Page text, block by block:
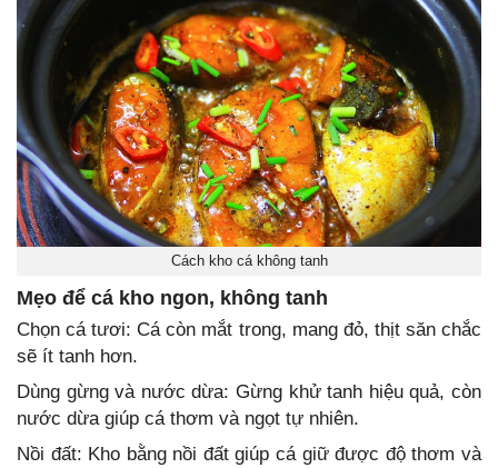
Cách kho cá không tanh
Mẹo để cá kho ngon, không tanh
Chọn cá tươi: Cá còn mắt trong, mang đỏ, thịt săn chắc
sẽ ít tanh hơn.
Dùng gừng và nước dừa: Gừng khử tanh hiệu quả, còn
nước dừa giúp cá thơm và ngọt tự nhiên.
Nồi đất: Kho bằng nồi đất giúp cá giữ được độ thơm và